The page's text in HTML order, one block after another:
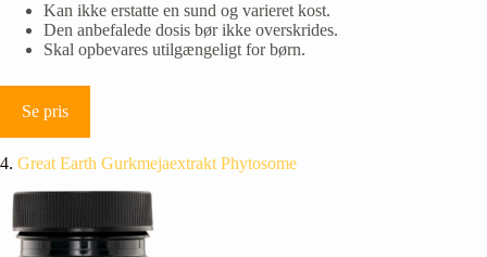
Kan ikke erstatte en sund og varieret kost.
Den anbefalede dosis bør ikke overskrides.
Skal opbevares utilgængeligt for børn.
Se pris
4. Great Earth Gurkmejaextrakt Phytosome